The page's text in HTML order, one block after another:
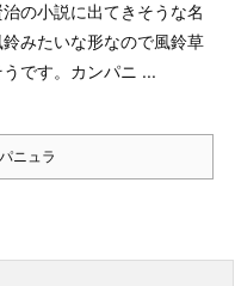
の小説に出てきそうな名
鈴みたいな形なので風鈴草
です。 カンパニ ...
ニュラ